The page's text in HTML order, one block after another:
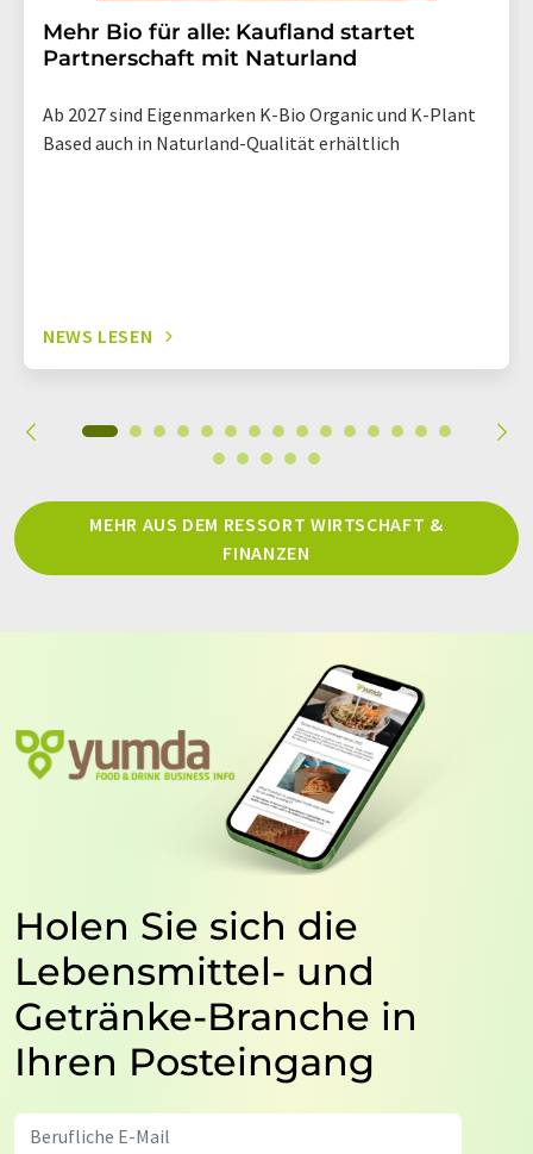
Mehr Bio für alle: Kaufland startet
Partnerschaft mit Naturland
Ab 2027 sind Eigenmarken K-Bio Organic und K-Plant
Based auch in Naturland-Qualität erhältlich
NEWS LESEN
MEHR AUS DEM RESSORT WIRTSCHAFT &
FINANZEN
Holen Sie sich die
Lebensmittel- und
Getränke-Branche in
Ihren Posteingang